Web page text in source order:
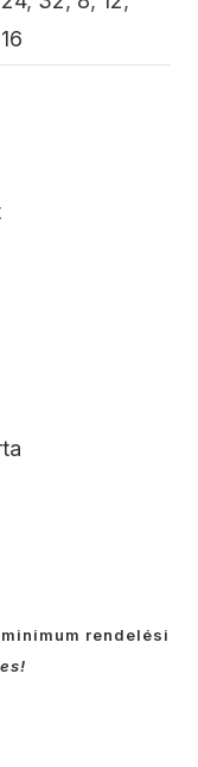
16
rendelési